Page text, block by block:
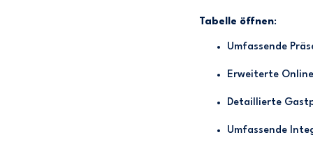
Tabelle öffnen:
Umfassende
Erweiterte
Detaillierte
Umfassende